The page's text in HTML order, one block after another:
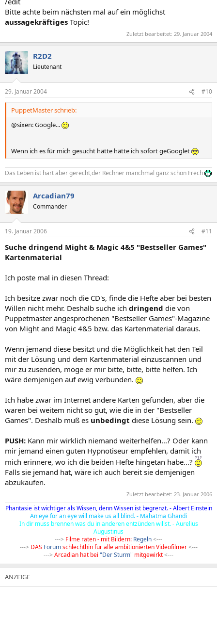
Bitte achte beim nächsten mal auf ein möglichst
aussagekräftiges Topic!
Zuletzt bearbeitet: 29. Januar 2004
R2D2
Lieutenant
29. Januar 2004 #10
PuppetMaster schrieb:
@sixen: Google...
Wenn ich es für mich gesucht hätte hätte ich sofort geGooglet
Das Leben ist hart aber gerecht,der Rechner manchmal ganz schön Frech
Arcadian79
Commander
19. Januar 2006 #11
Suche dringend Might & Magic 4&5 "Bestseller Games"
Kartenmaterial
Ich poste mal in diesen Thread:
Ich besitze zwar noch die CD's, finde die Hefte aber bei besten
Willen nicht mehr. Deshalb suche ich dringend die von
Puppetmaster angesprochenen "Bestseller Games"-Magazine
von Might and Magic 4&5 bzw. das Kartenmaterial daraus.
Wenn jemand diese besitzt und die Möglichkeit hat den Teil
mit der Lösung und dem Kartenmaterial einzuscannen und
mir zu zusenden, möge er mir bitte, bitte, bitte helfen. Ich
wäre demjenigen auf ewig verbunden.
Ich habe zwar im Internet andere Karten gefunden, aber die
waren bei weitem nicht so gut, wie die in der "Bestseller
Games". Deshalb muß es unbedingt diese Lösung sein.
PUSH: Kann mir wirklich niemand weiterhelfen...? Oder kann
mir jemand einen guten Hypnotiseur empfehlen, damit ich
mich erinnere, wo ich die beiden Hefte hingetan habe...?
Falls sie jemand hat, wäre ich auch bereit sie demjenigen
abzukaufen.
Zuletzt bearbeitet: 23. Januar 2006
Phantasie ist wichtiger als Wissen, denn Wissen ist begrenzt. - Albert Einstein
An eye for an eye will make us all blind. - Mahatma Ghandi
In dir muss brennen was du in anderen entzünden willst. - Aurelius
Augustinus
---> Filme raten - mit Bildern: Regeln<---​
---> DAS Forumschlechthin für alle ambitionierten Videofilmer<---​
---> Arcadian hat bei "Der Sturm" mitgewirkt<---​